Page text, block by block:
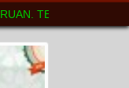
TERIMAKASIH ATAS